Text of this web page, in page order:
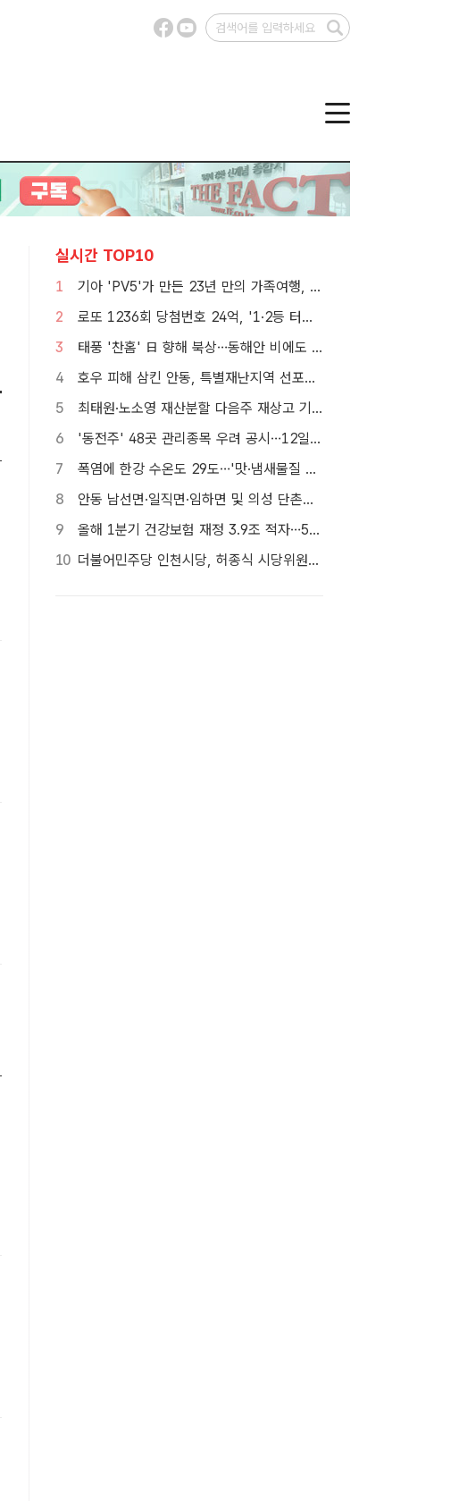
실시간 TOP10
1
기아 'PV5'가 만든 23년 만의 가족여행, 1000만뷰 달성
2
로또 1236회 당첨번호 24억, '1·2등 터졌지만 그게 또 없네'
3
태풍 '찬홈' 日 향해 북상…동해안 비에도 서쪽 폭염 계속
4
호우 피해 삼킨 안동, 특별재난지역 선포…'일상 회복' 총력전
5
최태원·노소영 재산분할 다음주 재상고 기한…향방 주목
6
'동전주' 48곳 관리종목 우려 공시…12일부터 본격 '퇴출'
7
폭염에 한강 수온도 29도…'맛·냄새물질 경보제' 도입
8
안동 남선면·일직면·임하면 및 의성 단촌면 세금 납부 연장
9
올해 1분기 건강보험 재정 3.9조 적자…5년 만에 흑자 행진 중단
10
더불어민주당 인천시당, 허종식 시당위원장 선출